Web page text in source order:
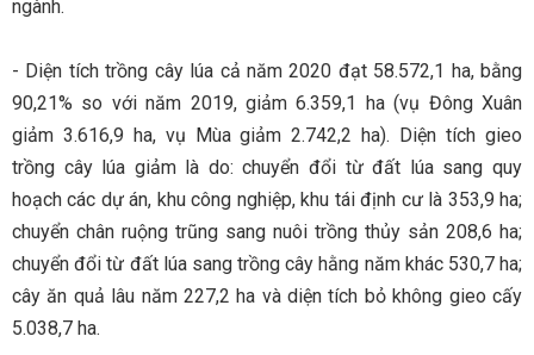
ngành.
- Diện tích trồng cây lúa cả năm 2020 đạt 58.572,1 ha, bằng
90,21% so với năm 2019, giảm 6.359,1 ha (vụ Đông Xuân
giảm 3.616,9 ha, vụ Mùa giảm 2.742,2 ha). Diện tích gieo
trồng cây lúa giảm là do: chuyển đổi từ đất lúa sang quy
hoạch các dự án, khu công nghiệp, khu tái định cư là 353,9 ha;
chuyển chân ruộng trũng sang nuôi trồng thủy sản 208,6 ha;
chuyển đổi từ đất lúa sang trồng cây hằng năm khác 530,7 ha;
cây ăn quả lâu năm 227,2 ha và diện tích bỏ không gieo cấy
5.038,7 ha.